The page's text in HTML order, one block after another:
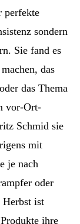
perfekte
sondern
Sie fand es
das
das Thema
vor-Ort-
Schmid sie
mit
je nach
oder
ist
ihre